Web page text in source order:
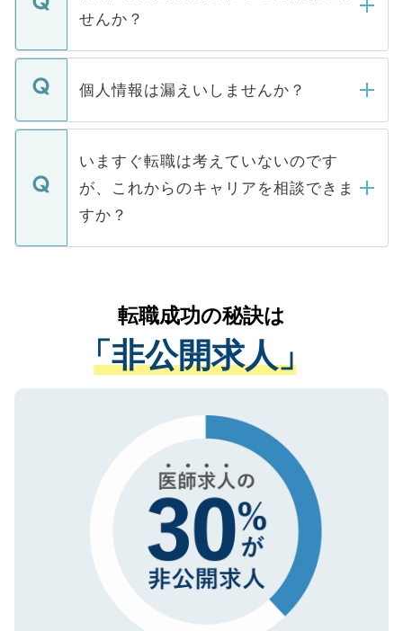
けない「非公開求人」です。非公開求人は
下記の理由によって、一般には公開してい
ません。
■応募殺到を避けるため 人気のある医療機
関を公にしてしまうと、応募が殺到する場
に、医療機関が求める条件に合った人材の
みを人材紹介会社に依頼するケースが増え
ています。
せんか？
転職・入職を強要することは一切ありませ
ん。また、仮に応募先から内定をいただい
定を承諾する必要はありません。内定先へ
の辞退の連絡はキャリアパートナーが行い
個人情報は漏えいしませんか？
個人情報が漏えいすることはありませんの
で、ご安心ください。当サイトからの登録
などで収集したご登録者様の個人情報は、
ご本人のキャリアアップおよび転職活動の
支援を目的に使用いたします。お預かりし
ているすべての個人データはご本人の許可
は、個人情報の取り扱いについての厳密な
管理基準を満たした事業者のみに付与され
る、プライバシーマークを取得済みです。
で、機密保持に関してもご安心ください。
いますぐ転職は考えていないのです
が、これからのキャリアを相談できま
すか？
かがいして、現在の医療機関の状況や紹介
経験をまじえながら、適切なアドバイスを
させていただきます。すぐにご転職をされ
ない方には、長期的なサポートが可能です
ので、まずはご登録ください。
転職成功の秘訣は
「非公開求人」